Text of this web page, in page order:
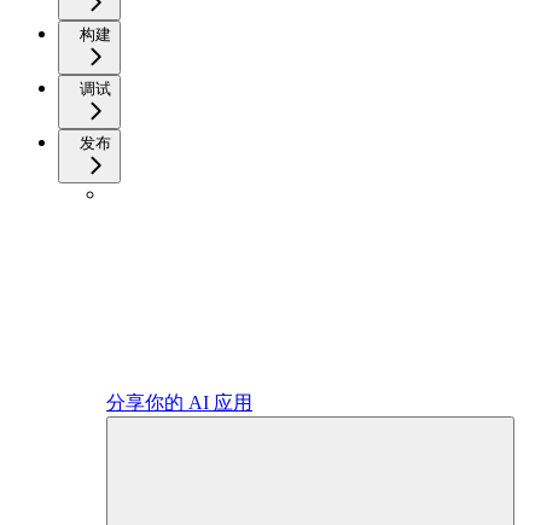
构建
调试
发布
分享你的 AI 应用